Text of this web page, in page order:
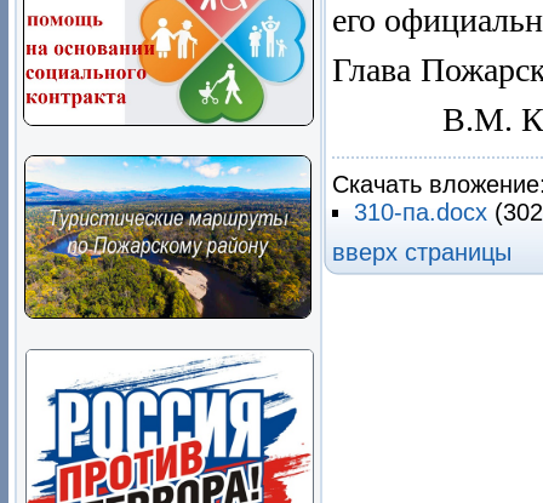
его
Глава
В.М.
Скачать
310-па.docx
вверх страницы